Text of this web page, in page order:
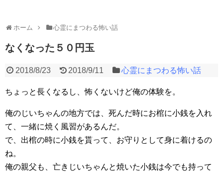
ホーム 心霊にまつわる怖い話
なくなった５０円玉
2018/8/23 2018/9/11 心霊にまつわる怖い話
ちょっと長くなるし、怖くないけど俺の体験を。
俺のじいちゃんの地方では、死んだ時にお棺に小銭を入れ
て、一緒に焼く風習があるんだ。
で、出棺の時に小銭を貰って、お守りとして身に着けるの
ね。
俺の親父も、亡きじいちゃんと焼いた小銭は今でも持って